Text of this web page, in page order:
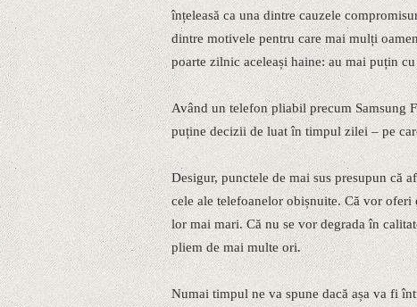
înțeleasă ca una dintre cauzele
dintre motivele pentru care mai mulți
poarte zilnic aceleași haine: au mai puțin
Având un telefon pliabil precum Samsung
puține decizii de luat în timpul zilei – pe
Desigur, punctele de mai sus presupun că
cele ale telefoanelor obișnuite. Că vor
lor mai mari. Că nu se vor degrada în
pliem de mai multe ori.
Numai timpul ne va spune dacă așa va fi